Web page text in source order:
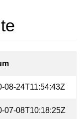
08-24T11:54:43Z
07-08T10:18:25Z